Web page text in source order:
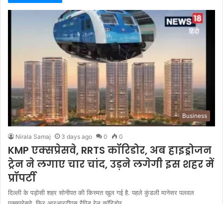
Business
Nirala Samaj 3 days ago 0 0
KMP एक्सप्रेसवे, RRTS कॉरिडोर, अब हाइड्रोजन
ट्रेन ने लगाए चार चांद, उड़ने लगेगी इस शहर में
प्रॉपर्टी
दिल्ली के पड़ोसी शहर सोनीपत की किस्मत खुल गई है. पहले कुंडली मानेसर पलवल